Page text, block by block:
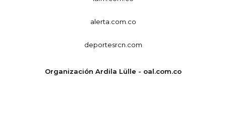
alerta.com.co
deportesrcn.com
Organización Ardila Lülle - oal.com.co